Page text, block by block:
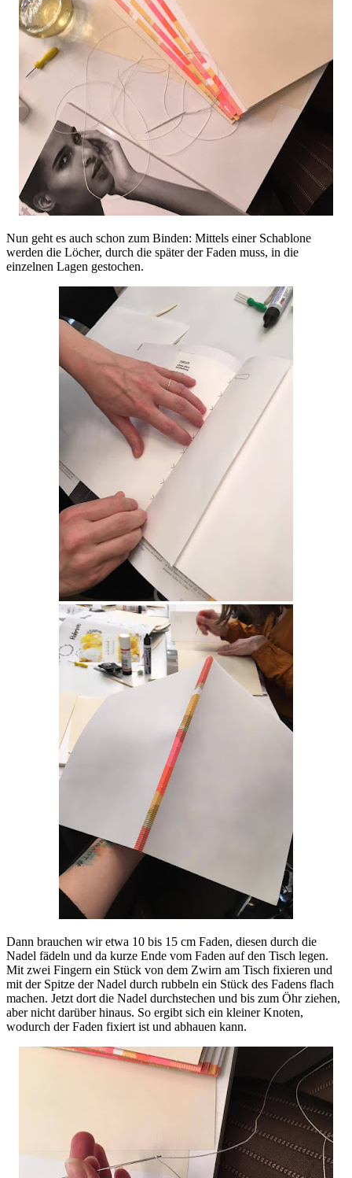
Nun geht es auch schon zum Binden: Mittels einer Schablone
werden die Löcher, durch die später der Faden muss, in die
einzelnen Lagen gestochen.
Dann brauchen wir etwa 10 bis 15 cm Faden, diesen durch die
Nadel fädeln und da kurze Ende vom Faden auf den Tisch legen.
Mit zwei Fingern ein Stück von dem Zwirn am Tisch fixieren und
mit der Spitze der Nadel durch rubbeln ein Stück des Fadens flach
machen. Jetzt dort die Nadel durchstechen und bis zum Öhr ziehen,
aber nicht darüber hinaus. So ergibt sich ein kleiner Knoten,
wodurch der Faden fixiert ist und abhauen kann.